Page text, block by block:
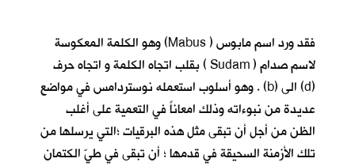
فقد ورد اسم مابوس ( Mabus) وهو الكلمة المعكوسة
لاسم صدام ( Sudam ) بقلب اتجاه الكلمة و اتجاه حرف
(d) الى (b) . وهو أسلوب استعمله نوستردامس في مواضع
عديدة من نبوءاته وذلك امعاناً في التعمية على أغلب
الظن من أجل أن تبقى مثل هذه البرقيات ؛التي يرسلها من
تلك الأزمنة السحيقة في قدمها ؛ أن تبقى في طيّ الكتمان